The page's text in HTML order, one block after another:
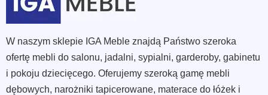
W naszym sklepie IGA Meble znajdą Państwo szeroka
ofertę mebli do salonu, jadalni, sypialni, garderoby, gabinetu
i pokoju dziecięcego. Oferujemy szeroką gamę mebli
dębowych, narożniki tapicerowane, materace do łóżek i